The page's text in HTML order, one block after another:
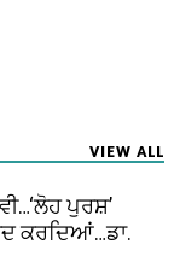
VIEW ALL
ਪੁਰਸ਼’
ਕਰਦਿਆਂ…ਡਾ.